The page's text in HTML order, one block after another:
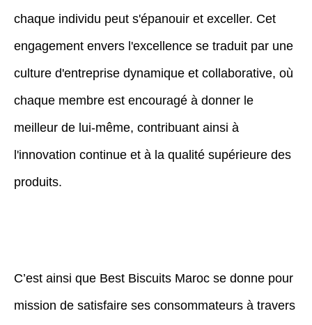
chaque individu peut s'épanouir et exceller. Cet
engagement envers l'excellence se traduit par une
culture d'entreprise dynamique et collaborative, où
chaque membre est encouragé à donner le
meilleur de lui-même, contribuant ainsi à
l'innovation continue et à la qualité supérieure des
produits.
C’est ainsi que Best Biscuits Maroc se donne pour
mission de satisfaire ses consommateurs à travers